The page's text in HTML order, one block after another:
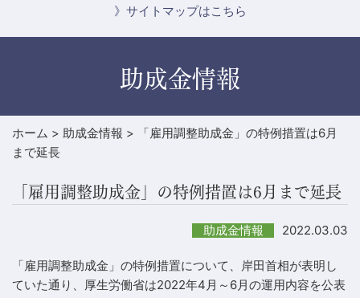
》サイトマップはこちら
助成金情報
ホーム > 助成金情報 >
「雇用調整助成金」の特例措置は6月
まで延長
「雇用調整助成金」の特例措置は6月まで延長
助成金情報 2022.03.03
「雇用調整助成金」の特例措置について、岸田首相が表明し
ていた通り、厚生労働省は2022年4月～6月の運用内容を公表